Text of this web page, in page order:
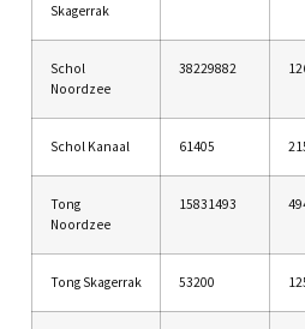
Skagerrak
Schol
Noordzee
38229882
Schol Kanaal 61405
Tong
Noordzee
15831493
Tong Skagerrak 53200